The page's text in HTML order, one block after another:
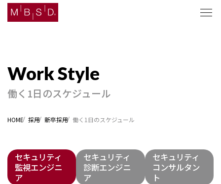
ニュース
働く1日のスケジュール
HOME 採用 新卒採用 働く1日のスケジュール
セキュリティ
監視エンジニ
ア
セキュリティ
診断エンジニ
ア
セキュリティ
コンサルタン
ト